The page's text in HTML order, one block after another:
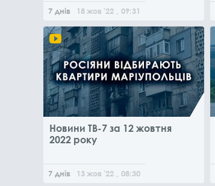
7 днів 18жов '22 , 09:31
Новини ТВ-7 за 12 жовтня
2022 року
7 днів 13жов '22 , 08:30